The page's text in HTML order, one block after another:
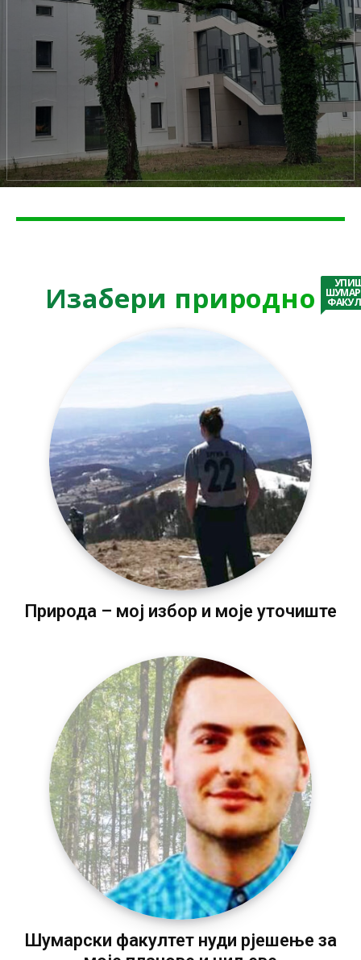
Изабери природно
Природа – мој избор и моје уточиште
Шумарски факултет нуди рјешење за